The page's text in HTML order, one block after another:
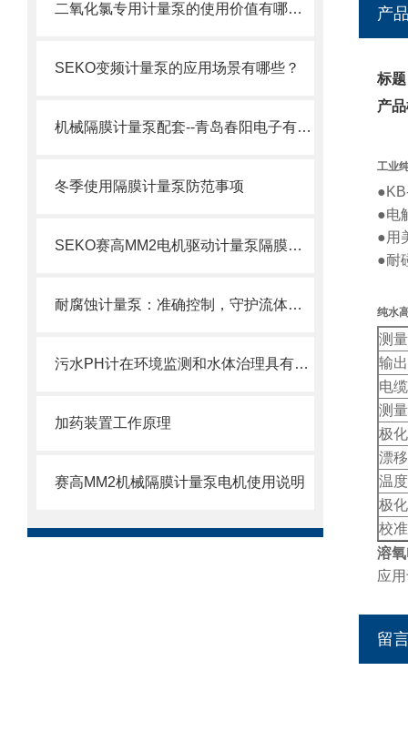
二氧化氯专用计量泵的使用价值有哪些？
SEKO变频计量泵的应用场景有哪些？
机械隔膜计量泵配套--青岛春阳电子有限公司
冬季使用隔膜计量泵防范事项
SEKO赛高MM2电机驱动计量泵隔膜更换步骤
耐腐蚀计量泵：准确控制，守护流体传输安全
污水PH计在环境监测和水体治理具有重要意义
加药装置工作原理
赛高MM2机械隔膜计量泵电机使用说明
产
标
产
工业
●电
●用
●耐
纯水
测
输
电
测
极
漂
温
极
校
溶
应
留